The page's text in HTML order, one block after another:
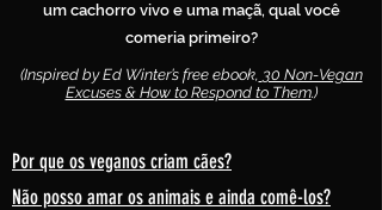
um cachorro vivo e uma maçã, qual você
comeria primeiro?
(Inspired by Ed Winter’s free ebook, 30 Non-Vegan
Excuses & How to Respond to Them.)
Por que os veganos criam cães?
Não posso amar os animais e ainda comê-los?